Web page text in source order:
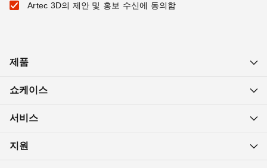
Artec 3D의 제안 및 홍보 수신에 동의함
제품
쇼케이스
서비스
지원